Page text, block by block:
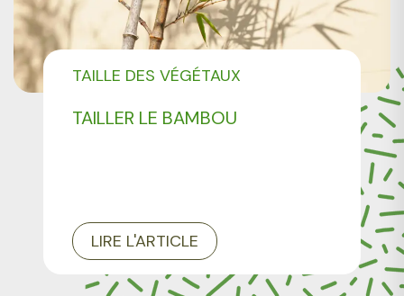
TAILLER LE BAMBOU
TAILLE DES VÉGÉTAUX
LIRE L'ARTICLE